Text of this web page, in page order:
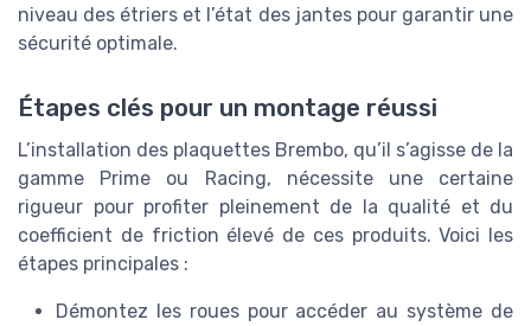
niveau des étriers et l’état des jantes pour garantir une
sécurité optimale.
Étapes clés pour un montage réussi
L’installation des plaquettes Brembo, qu’il s’agisse de la
gamme Prime ou Racing, nécessite une certaine
rigueur pour profiter pleinement de la qualité et du
coefficient de friction élevé de ces produits. Voici les
étapes principales :
Démontez les roues pour accéder au système de